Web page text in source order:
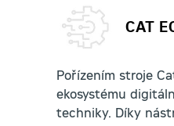
CAT
Pořízením stroje
ekosystému
techniky. Díky